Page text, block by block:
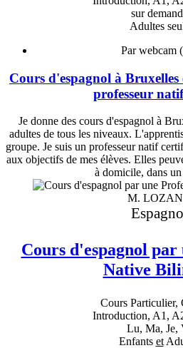
sur
Adultes
Par webcam
Cours d'espagnol à
professeur
Je donne des cours d'espagnol à
adultes de tous les niveaux.
groupe. Je suis un professeur natif
aux objectifs de mes élèves. Elles
à domicile, dans
M.
Cours d'espagnol par
Native
Cours Particulier,
Introduction, A1,
Lu, Ma, Je,
Enfants et